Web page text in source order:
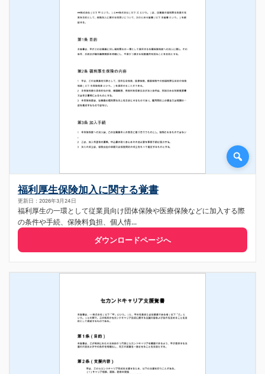
福利厚生保険加入に関する覚書
更新日：2026年3月24日
福利厚生の一環として従業員向け団体保険や医療保険などに加入する際
の条件や手続、保険料負担、個人情...
ダウンロードページへ